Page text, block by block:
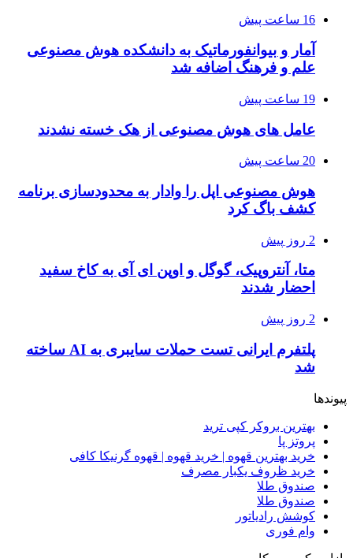
16 ساعت پیش
آمار و بیوانفورماتیک به دانشکده هوش مصنوعی
علم و فرهنگ اضافه شد
19 ساعت پیش
عامل های هوش مصنوعی از هک خسته نشدند
20 ساعت پیش
هوش مصنوعی اپل را وادار به محدودسازی برنامه
کشف باگ کرد
2 روز پیش
متا، آنتروپیک، گوگل و اوپن ای آی به کاخ سفید
احضار شدند
2 روز پیش
پلتفرم ایرانی تست حملات سایبری به AI ساخته
شد
پیوندها
بهترین بروکر کپی ترید
پروتز پا
خرید بهترین قهوه | خرید قهوه | قهوه گرنیکا کافی
خرید ظروف یکبار مصرف
صندوق طلا
صندوق طلا
کوشش رادیاتور
وام فوری